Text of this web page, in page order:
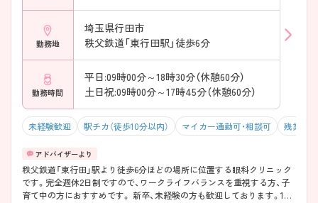
勤務地
埼玉県行田市
秩父鉄道「東行田駅」徒歩6分
勤務時間
平日:09時00分～18時30分（休憩60分）
土日祝:09時00分～17時45分（休憩60分）
未経験歓迎 駅チカ（徒歩10分以内） マイカー通勤可・相談可 残業10h
秩父鉄道「東行田」駅より徒歩6分ほどの場所に位置する眼科クリニック
です。完全週休2日制ですので、ワークライフバランスを重視する方、子
育て中の方におすすめです。 新卒、未経験の方も歓迎しております。1か